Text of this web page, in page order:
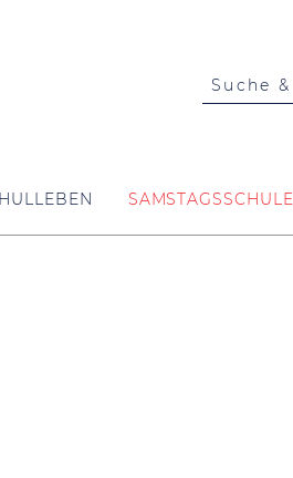
Suche
SAMSTAGSSCHULE